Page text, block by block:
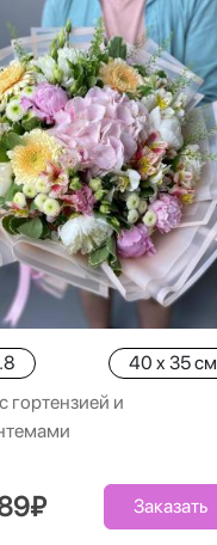
40 x 35 см
гортензией и
Заказать